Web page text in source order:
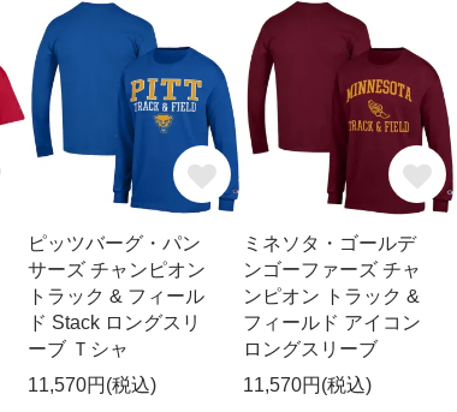
ピッツバーグ・パン
サーズ チャンピオン
トラック & フィール
ド Stack ロングスリ
ーブ Ｔシャ
11,570円(税込)
ミネソタ・ゴールデ
ンゴーファーズ チャ
ンピオン トラック &
フィールド アイコン
ロングスリーブ
11,570円(税込)